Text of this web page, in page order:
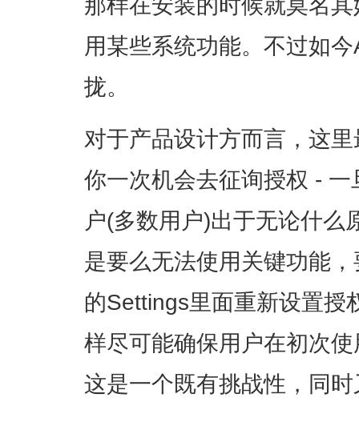
用某些系统功能。不过如
拢。
对于产品设计方而言，这
你一次机会去征询授权 -
户(多数用户)出于无论什么
是要么无法使用关键功能
的Settings里面重新设置授
样尽可能确保用户在初次
这是一个既有挑战性，同